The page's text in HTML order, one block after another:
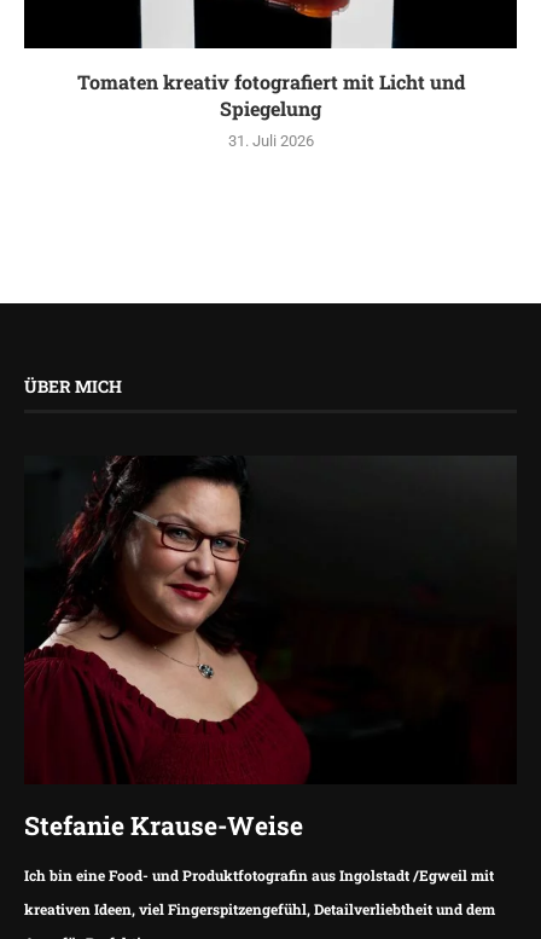
Tomaten kreativ fotografiert mit Licht und
Spiegelung
31. Juli 2026
ÜBER MICH
Stefanie Krause-Weise
Ich bin eine Food- und Produktfotografin aus Ingolstadt /Egweil mit
kreativen Ideen, viel Fingerspitzengefühl, Detailverliebtheit und dem